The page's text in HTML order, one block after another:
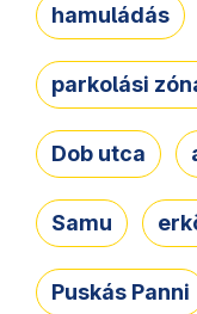
hamuládás
parkolási
Dob utca
Samu
Puskás Panni